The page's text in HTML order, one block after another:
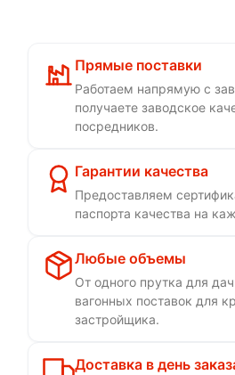
Прямые поставки
Работаем напрямую с
получаете заводское
посредников.
Гарантии качества
Предоставляем
паспорта качества на
Любые объемы
От одного прутка для
вагонных поставок для
застройщика.
Доставка в день